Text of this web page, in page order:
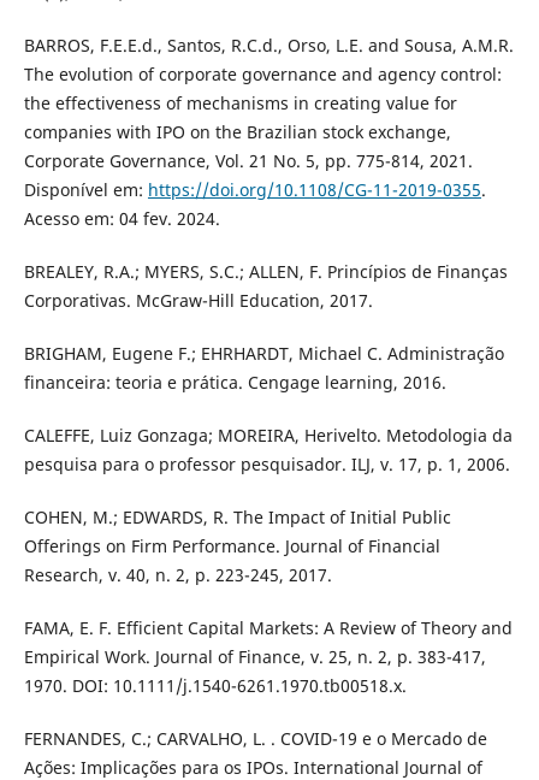
BARROS, F.E.E.d., Santos, R.C.d., Orso, L.E. and Sousa, A.M.R.
The evolution of corporate governance and agency control:
the effectiveness of mechanisms in creating value for
companies with IPO on the Brazilian stock exchange,
Corporate Governance, Vol. 21 No. 5, pp. 775-814, 2021.
Disponível em: https://doi.org/10.1108/CG-11-2019-0355.
Acesso em: 04 fev. 2024.
BREALEY, R.A.; MYERS, S.C.; ALLEN, F. Princípios de Finanças
Corporativas. McGraw-Hill Education, 2017.
BRIGHAM, Eugene F.; EHRHARDT, Michael C. Administração
financeira: teoria e prática. Cengage learning, 2016.
CALEFFE, Luiz Gonzaga; MOREIRA, Herivelto. Metodologia da
pesquisa para o professor pesquisador. ILJ, v. 17, p. 1, 2006.
COHEN, M.; EDWARDS, R. The Impact of Initial Public
Offerings on Firm Performance. Journal of Financial
Research, v. 40, n. 2, p. 223-245, 2017.
FAMA, E. F. Efficient Capital Markets: A Review of Theory and
Empirical Work. Journal of Finance, v. 25, n. 2, p. 383-417,
1970. DOI: 10.1111/j.1540-6261.1970.tb00518.x.
FERNANDES, C.; CARVALHO, L. . COVID-19 e o Mercado de
Ações: Implicações para os IPOs. International Journal of